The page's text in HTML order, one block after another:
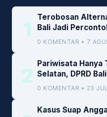
1
Terobosan
Bali Jadi
Daerah
0 KOMENTAR • 7
2
Pariwisata Hanya
Selatan, DPRD
0 KOMENTAR • 23
Kasus Suap